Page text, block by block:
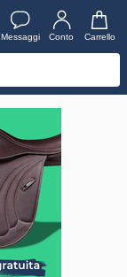
Messaggi Conto Carrello